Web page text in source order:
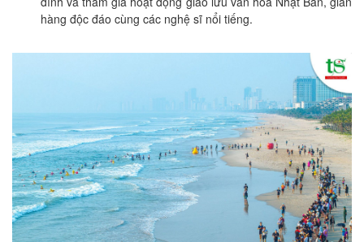
hàng độc đáo cùng các nghệ sĩ nổi tiếng.